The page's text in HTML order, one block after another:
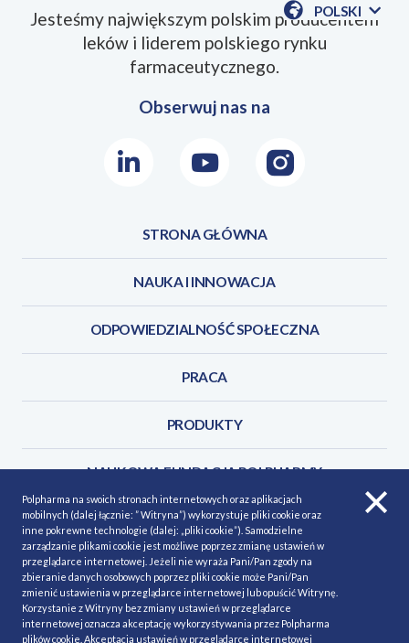
POLSKI
POKAŻ
Jesteśmy największym polskim producentem
leków i liderem polskiego rynku
farmaceutycznego.
Obserwuj nas na
LinkedInYoutubeInstagram
STRONA GŁÓWNA
NAUKA I INNOWACJA
ODPOWIEDZIALNOŚĆ SPOŁECZNA
PRACA
PRODUKTY
NAUKOWA FUNDACJA POLPHARMY
KONTAKT
POLITYKA COOKIES
Polityka prywatności
Polpharma na swoich stronach internetowych oraz aplikacjach
mobilnych (dalej łącznie: ” Witryna”) wykorzystuje pliki cookie oraz
inne pokrewne technologie (dalej: „pliki cookie”). Samodzielne
zarządzanie plikami cookie jest możliwe poprzez zmianę ustawień w
przeglądarce internetowej. Jeżeli nie wyraża Pani/Pan zgody na
zbieranie danych osobowych poprzez pliki cookie może Pani/Pan
zmienić ustawienia w przeglądarce internetowej lub opuścić Witrynę.
Korzystanie z Witryny bez zmiany ustawień w przeglądarce
internetowej oznacza akceptację wykorzystywania przez Polpharma
plików cookie. Akceptacja ustawień w przeglądarce internetowej